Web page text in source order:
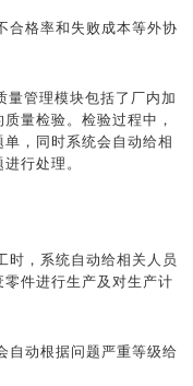
格率和失败成本等外协
管理模块包括了厂内加
量检验。检验过程中，
，同时系统会自动给相
行处理。
，系统自动给相关人员
件进行生产及对生产计
动根据问题严重等级给